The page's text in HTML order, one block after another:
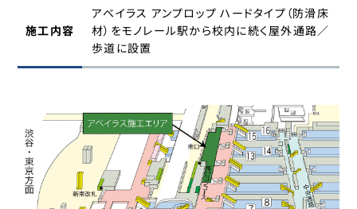
施工内容
アベイラス アンプロップ ハードタイプ（防滑床
材）をモノレール駅から校内に続く屋外通路／
歩道に設置